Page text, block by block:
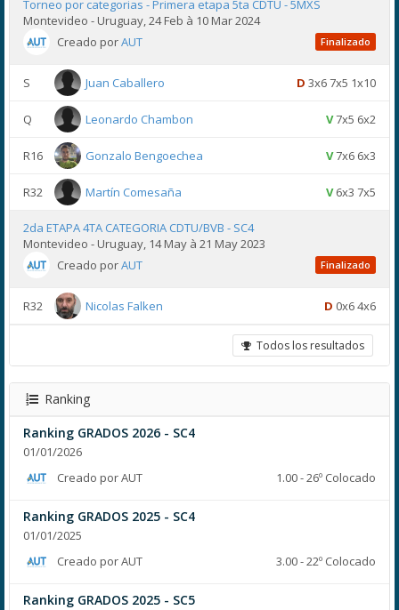
Torneo por categorias - Primera etapa 5ta CDTU - 5MXS
Montevideo - Uruguay, 24 Feb à 10 Mar 2024
Creado porAUT Finalizado
S Juan Caballero D 3x6 7x5 1x10
Q Leonardo Chambon V7x5 6x2
R16 Gonzalo Bengoechea V7x6 6x3
R32 Martín Comesaña V6x3 7x5
2da ETAPA 4TA CATEGORIA CDTU/BVB - SC4
Montevideo - Uruguay, 14 May à 21 May 2023
Creado porAUT Finalizado
R32 Nicolas Falken D 0x6 4x6
Todos los resultados
Ranking
Ranking GRADOS 2026 - SC4
01/01/2026
Creado por AUT
1.00 - 26º Colocado
Ranking GRADOS 2025 - SC4
01/01/2025
Creado por AUT
3.00 - 22º Colocado
Ranking GRADOS 2025 - SC5